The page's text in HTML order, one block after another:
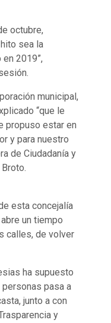
octubre,
sea la
2019”,
municipal,
“que le
propuso estar en
y para nuestro
de Ciudadanía y
esta concejalía
un tiempo
calles, de volver
ha supuesto
personas pasa a
junto a con
y